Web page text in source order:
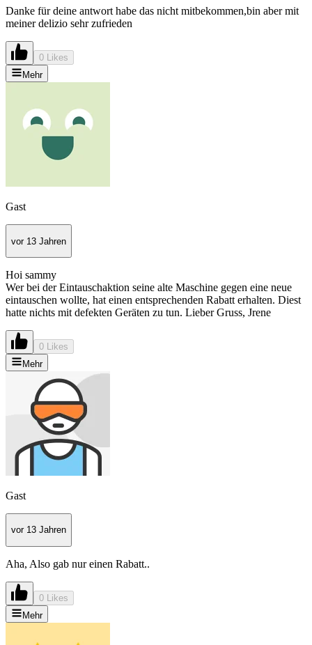
Danke für deine antwort habe das nicht mitbekommen,bin aber mit
meiner delizio sehr zufrieden
0 Likes
Mehr
Gast
vor 13 Jahren
Hoi sammy
Wer bei der Eintauschaktion seine alte Maschine gegen eine neue
eintauschen wollte, hat einen entsprechenden Rabatt erhalten. Diest
hatte nichts mit defekten Geräten zu tun. Lieber Gruss, Jrene
0 Likes
Mehr
Gast
vor 13 Jahren
Aha, Also gab nur einen Rabatt..
0 Likes
Mehr